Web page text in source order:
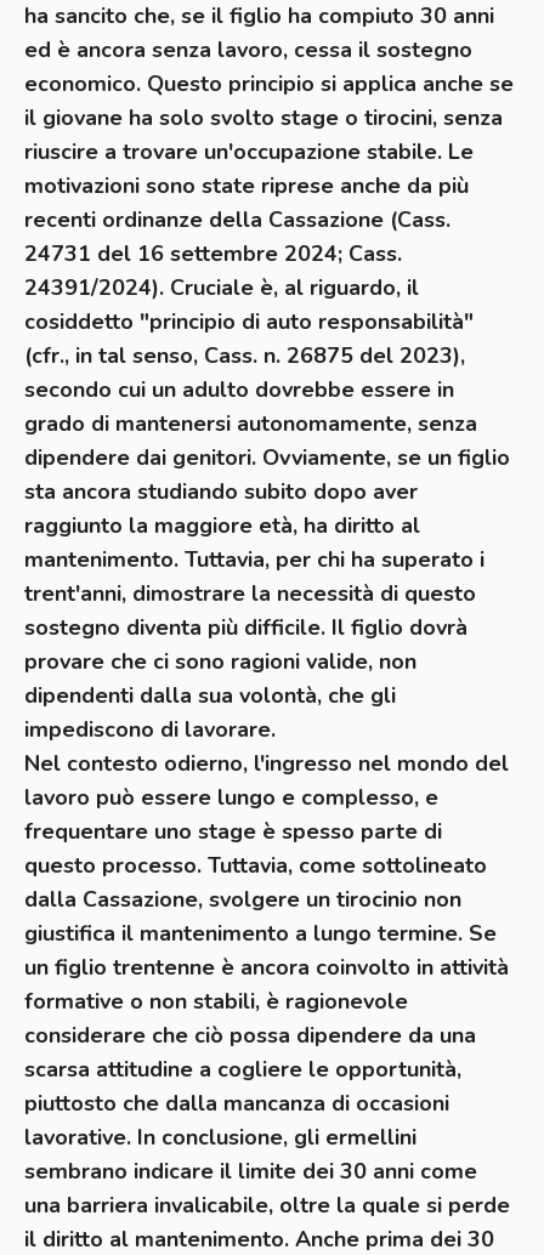
ha sancito che, se il figlio ha compiuto 30 anni
ed è ancora senza lavoro, cessa il sostegno
economico. Questo principio si applica anche se
il giovane ha solo svolto stage o tirocini, senza
riuscire a trovare un'occupazione stabile. Le
motivazioni sono state riprese anche da più
recenti ordinanze della Cassazione (Cass.
24731 del 16 settembre 2024; Cass.
24391/2024). Cruciale è, al riguardo, il
cosiddetto "principio di auto responsabilità"
(cfr., in tal senso, Cass. n. 26875 del 2023),
secondo cui un adulto dovrebbe essere in
grado di mantenersi autonomamente, senza
dipendere dai genitori. Ovviamente, se un figlio
sta ancora studiando subito dopo aver
raggiunto la maggiore età, ha diritto al
mantenimento. Tuttavia, per chi ha superato i
trent'anni, dimostrare la necessità di questo
sostegno diventa più difficile. Il figlio dovrà
provare che ci sono ragioni valide, non
dipendenti dalla sua volontà, che gli
impediscono di lavorare.
Nel contesto odierno, l'ingresso nel mondo del
lavoro può essere lungo e complesso, e
frequentare uno stage è spesso parte di
questo processo. Tuttavia, come sottolineato
dalla Cassazione, svolgere un tirocinio non
giustifica il mantenimento a lungo termine. Se
un figlio trentenne è ancora coinvolto in attività
formative o non stabili, è ragionevole
considerare che ciò possa dipendere da una
scarsa attitudine a cogliere le opportunità,
piuttosto che dalla mancanza di occasioni
lavorative. In conclusione, gli ermellini
sembrano indicare il limite dei 30 anni come
una barriera invalicabile, oltre la quale si perde
il diritto al mantenimento. Anche prima dei 30